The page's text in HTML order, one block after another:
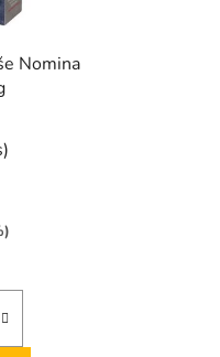
Nomina